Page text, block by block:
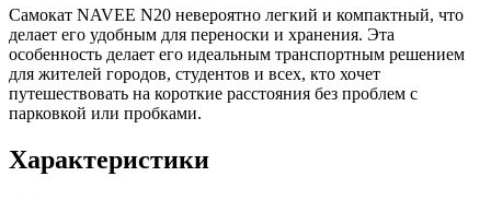
Самокат NAVEE N20 невероятно легкий и компактный, что
делает его удобным для переноски и хранения. Эта
особенность делает его идеальным транспортным решением
для жителей городов, студентов и всех, кто хочет
путешествовать на короткие расстояния без проблем с
парковкой или пробками.
Характеристики